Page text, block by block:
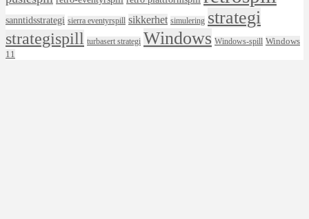
sanntidsstrategi sierra eventyrspill sikkerhet simulering strategi
strategispill turbasert strategi Windows Windows-spill Windows
11